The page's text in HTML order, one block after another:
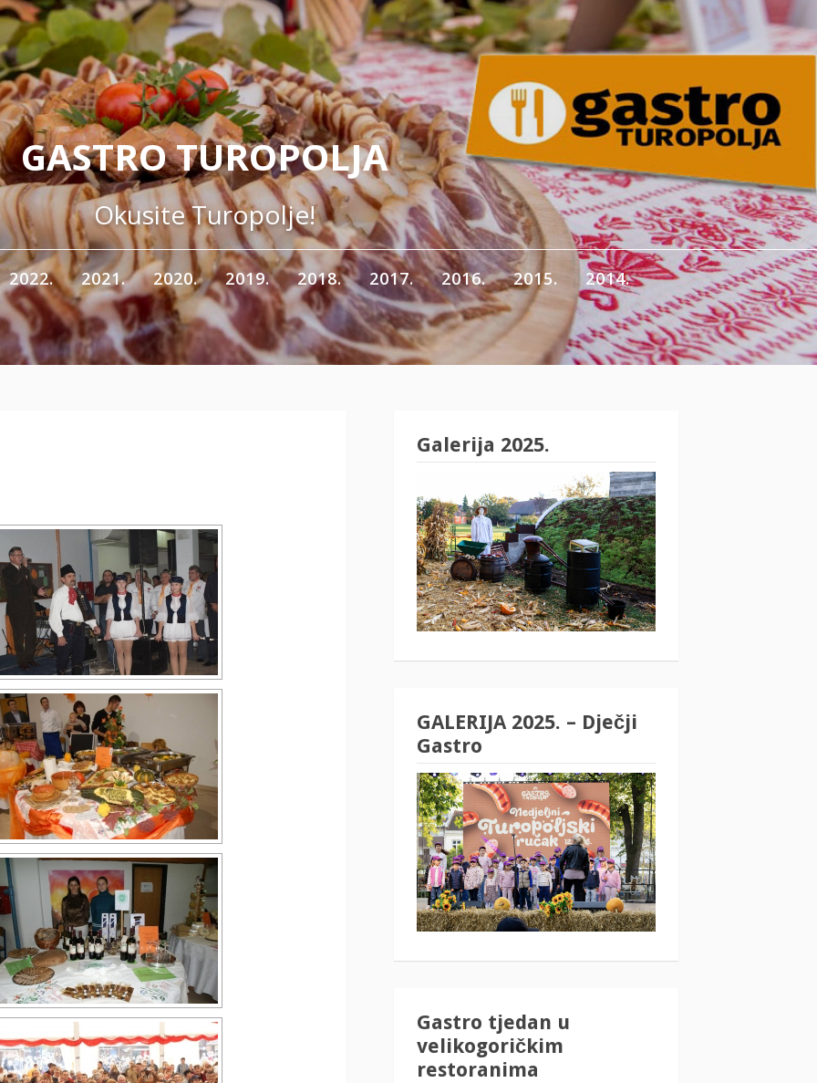
GASTRO TUROPOLJA
Okusite Turopolje!
2022. 2021. 2020. 2019. 2018. 2017. 2016. 2015. 2014.
Galerija 2025.
GALERIJA 2025. – Dječji
Gastro
Gastro tjedan u
velikogoričkim
restoranima